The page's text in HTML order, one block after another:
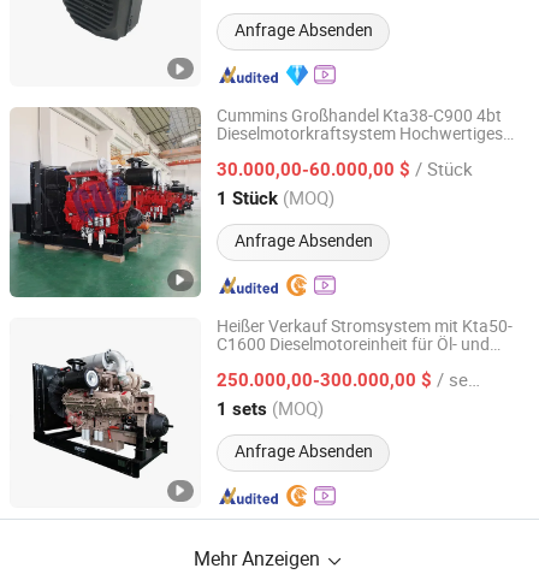
Anfrage Absenden
Cummins Großhandel Kta38-C900 4bt
Dieselmotorkraftsystem Hochwertiges
30.000,00-60.000,00 $ / Stück
1 Stück (MOQ)
Anfrage Absenden
GUANGZHOU GUP POWER MACHINERY MFG CO,.LTD
Guangdong, China Seit 2024
Heißer Verkauf Stromsystem mit Kta50-
C1600 Dieselmotoreinheit für Öl- und
250.000,00-300.000,00 $ / sets
1 sets (MOQ)
Anfrage Absenden
Guangzhou Gu-Power Technology Co., Ltd.
Guangdong, China Seit 2024
Mehr Anzeigen